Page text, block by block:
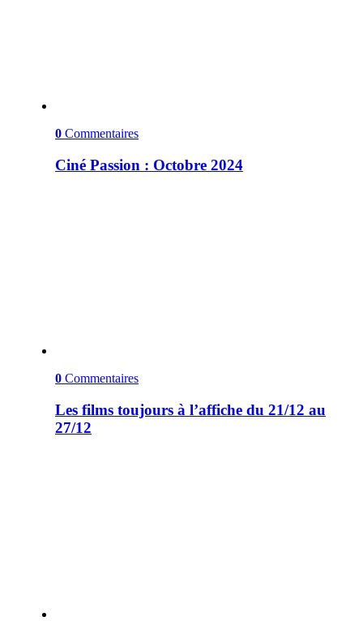
0 Commentaires
Ciné Passion : Octobre 2024
0 Commentaires
Les films toujours à l’affiche du 21/12 au
27/12